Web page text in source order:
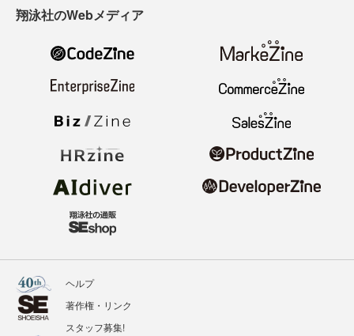
翔泳社のWebメディア
ヘルプ
著作権・リンク
スタッフ募集!